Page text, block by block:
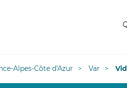
Alpes-Côte d'Azur Var